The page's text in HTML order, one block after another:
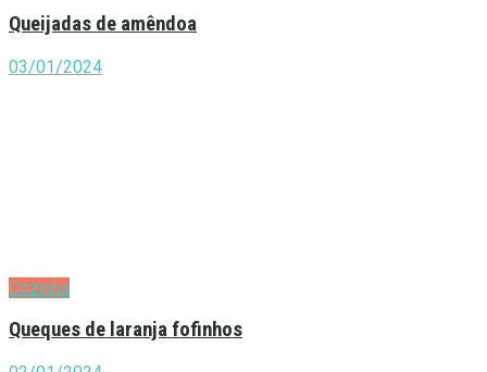
Queijadas de amêndoa
03/01/2024
Cozinha
Queques de laranja fofinhos